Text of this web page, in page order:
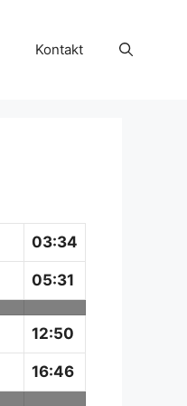
Kontakt
03:34
05:31
12:50
16:46